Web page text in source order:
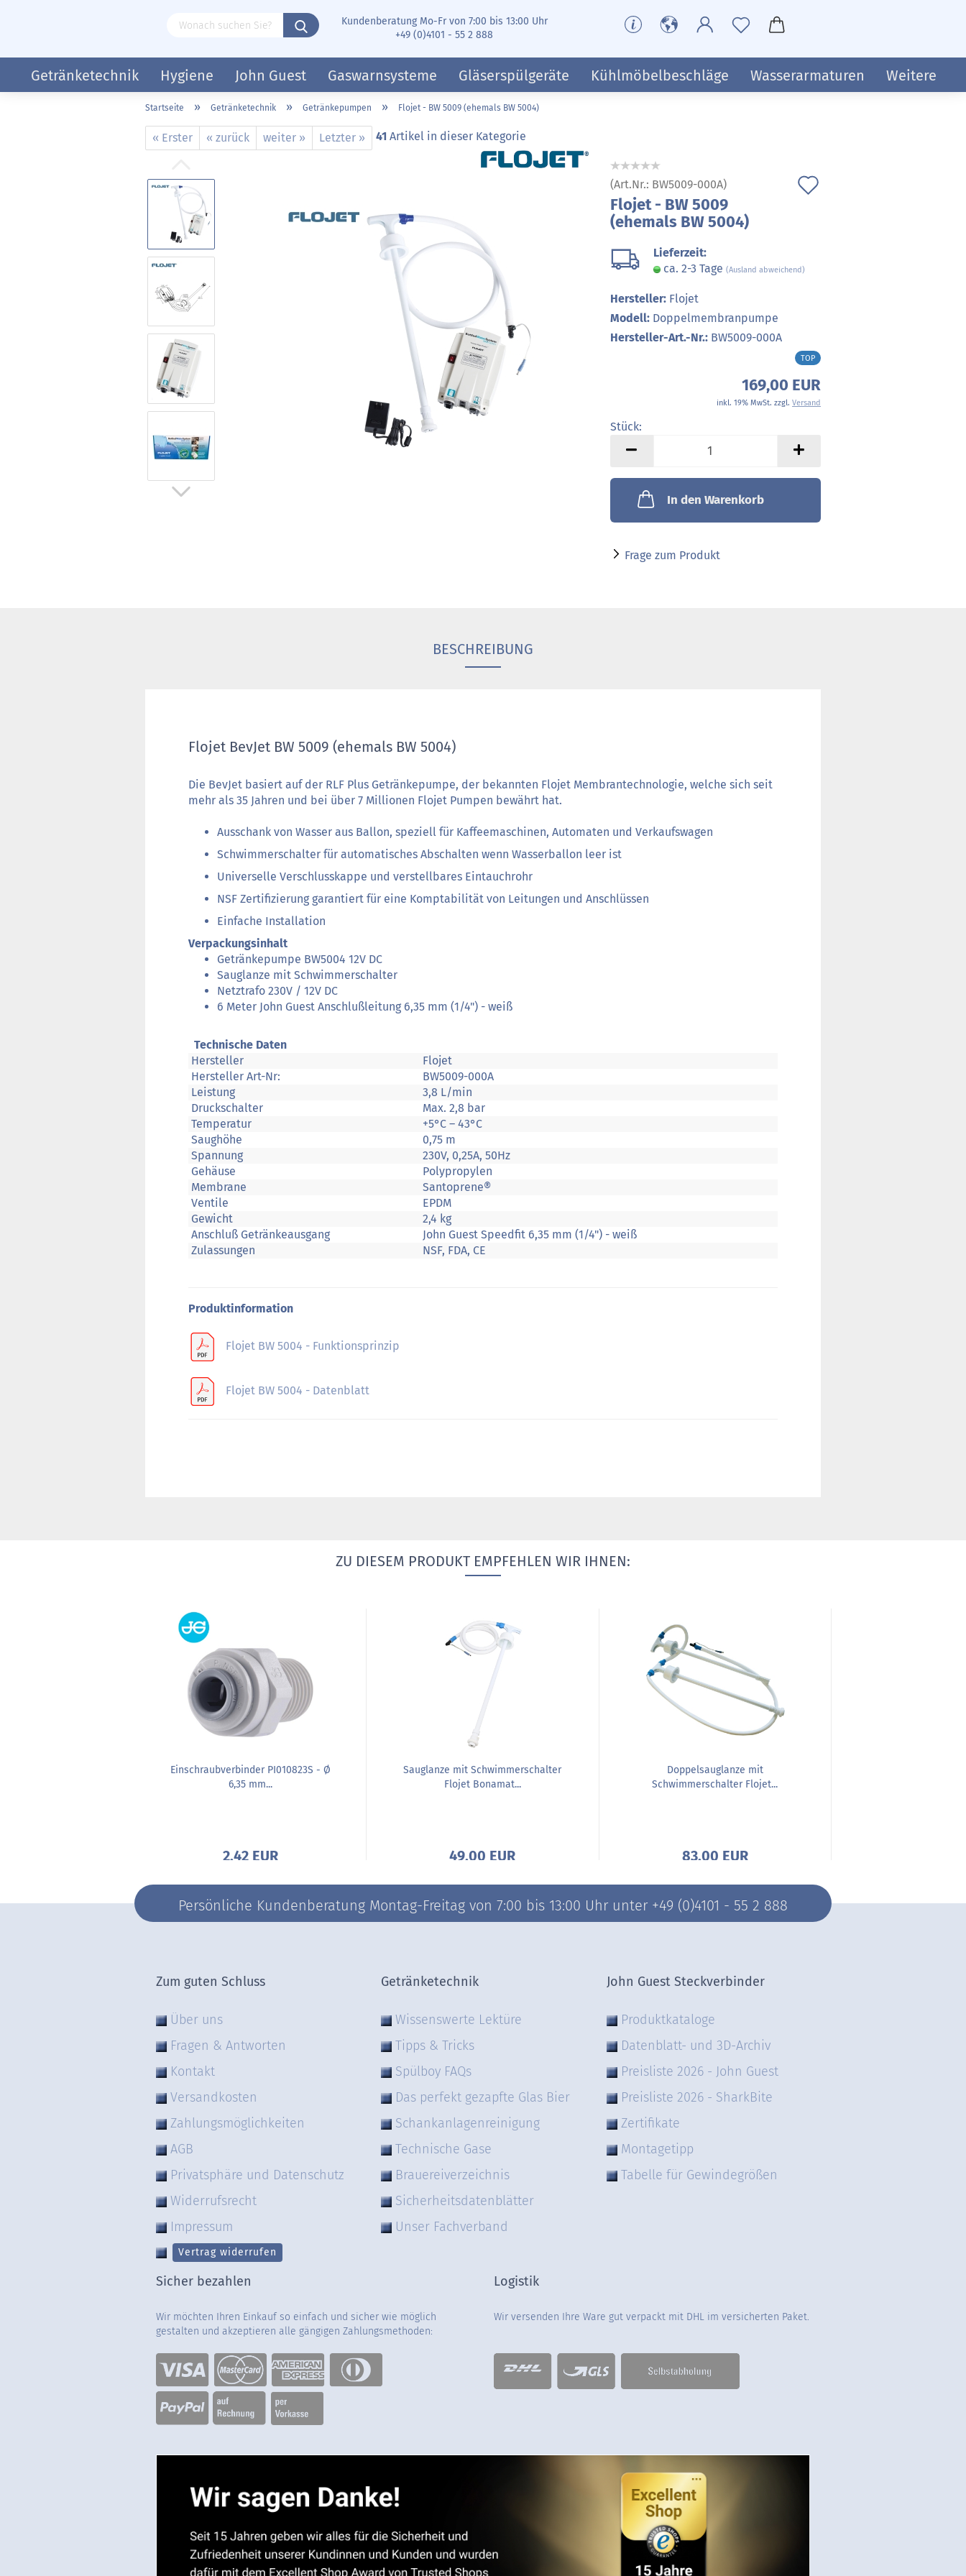
Kundenberatung Mo-Fr von 7:00 bis 13:00 Uhr
+49 (0)4101 - 55 2 888
Getränketechnik Hygiene John Guest Gaswarnsysteme Gläserspülgeräte Kühlmöbelbeschläge Wasserarmaturen Weitere
Startseite » Getränketechnik » Getränkepumpen » Flojet - BW 5009 (ehemals BW 5004)
« Erster « zurück weiter » Letzter » 41 Artikel in dieser Kategorie
(Art.Nr.: BW5009-000A)
Flojet - BW 5009
(ehemals BW 5004)
Lieferzeit:
ca. 2-3 Tage (Ausland abweichend)
Hersteller: Flojet
Modell: Doppelmembranpumpe
Hersteller-Art.-Nr.: BW5009-000A
TOP
169,00 EUR
inkl. 19% MwSt. zzgl. Versand
Stück:
Stück
In den Warenkorb
Frage zum Produkt
BESCHREIBUNG
Flojet BevJet BW 5009 (ehemals BW 5004)
Die BevJet basiert auf der RLF Plus Getränkepumpe, der bekannten Flojet Membrantechnologie, welche sich seit
mehr als 35 Jahren und bei über 7 Millionen Flojet Pumpen bewährt hat.
Ausschank von Wasser aus Ballon, speziell für Kaffeemaschinen, Automaten und Verkaufswagen
Schwimmerschalter für automatisches Abschalten wenn Wasserballon leer ist
Universelle Verschlusskappe und verstellbares Eintauchrohr
NSF Zertifizierung garantiert für eine Komptabilität von Leitungen und Anschlüssen
Einfache Installation
Verpackungsinhalt
Getränkepumpe BW5004 12V DC
Sauglanze mit Schwimmerschalter
Netztrafo 230V / 12V DC
6 Meter John Guest Anschlußleitung 6,35 mm (1/4") - weiß
Technische Daten
Hersteller
Flojet
Hersteller Art-Nr:
BW5009-000A
Leistung
3,8 L/min
Druckschalter
Max. 2,8 bar
Temperatur
+5°C – 43°C
Saughöhe
0,75 m
Spannung
230V, 0,25A, 50Hz
Gehäuse
Polypropylen
Membrane
Santoprene®
Ventile
EPDM
Gewicht
2,4 kg
Anschluß Getränkeausgang
John Guest Speedfit 6,35 mm (1/4") - weiß
Zulassungen
NSF, FDA, CE
Produktinformation
Flojet BW 5004 - Funktionsprinzip
Flojet BW 5004 - Datenblatt
ZU DIESEM PRODUKT EMPFEHLEN WIR IHNEN:
Einschraubverbinder PI010823S - Ø
6,35 mm...
2,42 EUR
Sauglanze mit Schwimmerschalter
Flojet Bonamat...
49,00 EUR
Doppelsauglanze mit
Schwimmerschalter Flojet...
83,00 EUR
Persönliche Kundenberatung Montag-Freitag von 7:00 bis 13:00 Uhr unter +49 (0)4101 - 55 2 888
Zum guten Schluss
Über uns
Fragen & Antworten
Kontakt
Versandkosten
Zahlungsmöglichkeiten
AGB
Privatsphäre und Datenschutz
Widerrufsrecht
Impressum
Vertrag widerrufen
Getränketechnik
Wissenswerte Lektüre
Tipps & Tricks
Spülboy FAQs
Das perfekt gezapfte Glas Bier
Schankanlagenreinigung
Technische Gase
Brauereiverzeichnis
Sicherheitsdatenblätter
Unser Fachverband
John Guest Steckverbinder
Produktkataloge
Datenblatt- und 3D-Archiv
Preisliste 2026 - John Guest
Preisliste 2026 - SharkBite
Zertifikate
Montagetipp
Tabelle für Gewindegrößen
Sicher bezahlen
Wir möchten Ihren Einkauf so einfach und sicher wie möglich
gestalten und akzeptieren alle gängigen Zahlungsmethoden:
Logistik
Wir versenden Ihre Ware gut verpackt mit DHL im versicherten Paket.